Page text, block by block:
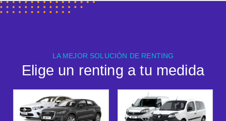
LA MEJOR SOLUCIÓN DE RENTING
Elige un renting a tu medida